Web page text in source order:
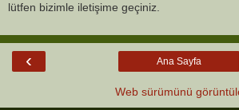
lütfen bizimle iletişime geçiniz.
‹ Ana Sayfa
Web sürümünü